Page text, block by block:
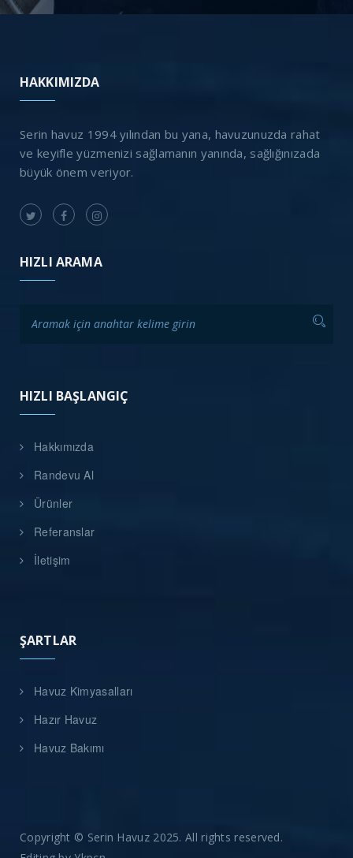
HAKKIMIZDA
Serin havuz 1994 yılından bu yana, havuzunuzda rahat
ve keyifle yüzmenizi sağlamanın yanında, sağlığınızada
büyük önem veriyor.
HIZLI ARAMA
HIZLI BAŞLANGIÇ
Hakkımızda
Randevu Al
Ürünler
Referanslar
İletişim
ŞARTLAR
Havuz Kimyasalları
Hazır Havuz
Havuz Bakımı
Copyright © Serin Havuz 2025. All rights reserved.